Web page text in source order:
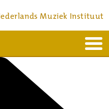
Muziek Instituut